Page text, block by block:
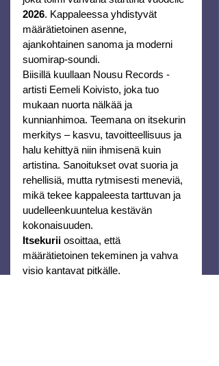
2026. Kappaleessa yhdistyvät
määrätietoinen asenne,
ajankohtainen sanoma ja moderni
suomirap-soundi.
Biisillä kuullaan Nousu Records -
artisti Eemeli Koivisto, joka tuo
mukaan nuorta nälkää ja
kunnianhimoa. Teemana on itsekurin
merkitys – kasvu, tavoitteellisuus ja
halu kehittyä niin ihmisenä kuin
artistina. Sanoitukset ovat suoria ja
rehellisiä, mutta rytmisesti meneviä,
mikä tekee kappaleesta tarttuvan ja
uudelleenkuuntelua kestävän
kokonaisuuden.
Itsekurii osoittaa, että
määrätietoinen tekeminen ja vahva
visio kantavat pitkälle.